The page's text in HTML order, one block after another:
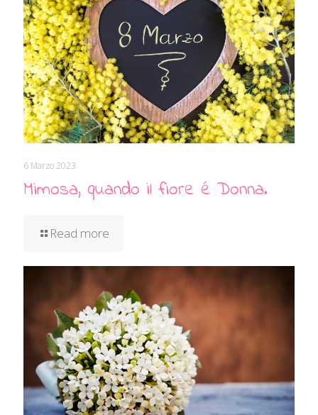
6 Marzo 2023
Mimosa, quando il fiore é Donna.
Read more